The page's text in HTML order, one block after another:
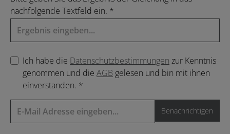
nachfolgende Textfeld ein. *
Ich habe die Datenschutzbestimmungen zur Kenntnis
genommen und die AGB gelesen und bin mit ihnen
einverstanden. *
Benachrichtigen